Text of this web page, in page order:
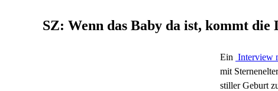
SZ: Wenn das Baby da ist, kommt die
Ein Interview
mit
stiller Geburt